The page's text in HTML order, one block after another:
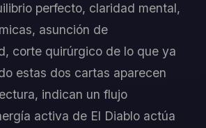
perfecto, claridad mental,
asunción de
corte quirúrgico de lo que ya
estas dos cartas aparecen
indican un flujo
activa de El Diablo actúa